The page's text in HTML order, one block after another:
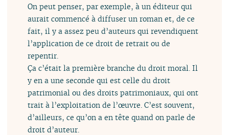
On peut penser, par exemple, à un éditeur qui
aurait commencé à diffuser un roman et, de ce
fait, il y a assez peu d’auteurs qui revendiquent
l’application de ce droit de retrait ou de
repentir.
Ça c’était la première branche du droit moral. Il
y en a une seconde qui est celle du droit
patrimonial ou des droits patrimoniaux, qui ont
trait à l’exploitation de l’œuvre. C’est souvent,
d’ailleurs, ce qu’on a en tête quand on parle de
droit d’auteur.